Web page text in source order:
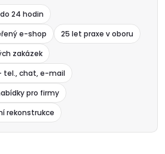
24 hodin
e-shop
25 let praxe v oboru
zakázek
tel., chat, e-mail
pro firmy
rekonstrukce